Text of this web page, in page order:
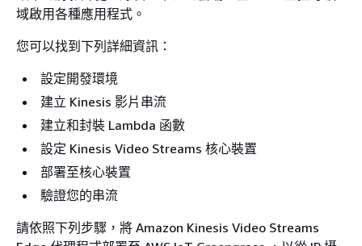
域啟用各種應用程式。
您可以找到下列詳細資訊：
設定開發環境
建立 Kinesis 影片串流
建立和封裝 Lambda 函數
設定 Kinesis Video Streams 核心裝置
部署至核心裝置
驗證您的串流
請依照下列步驟，將 Amazon Kinesis Video Streams